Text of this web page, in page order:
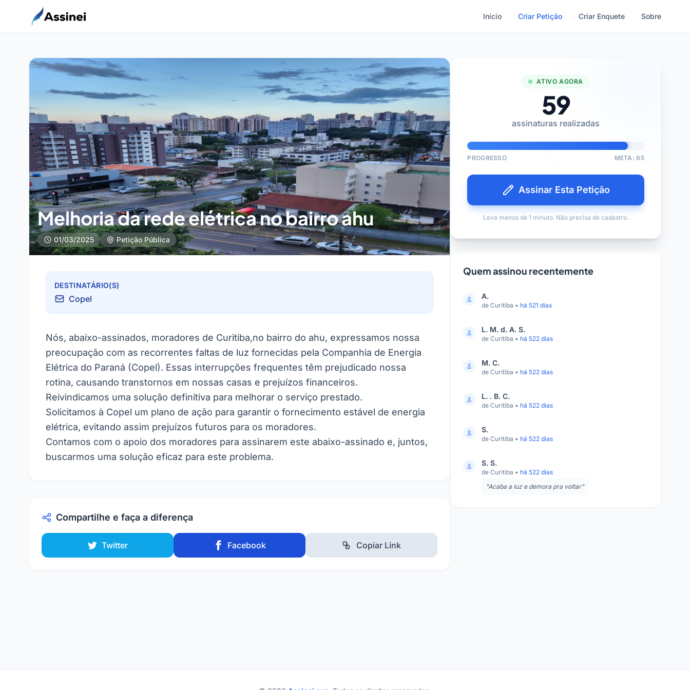
Início Criar Petição Criar Enquete Sobre
Melhoria da rede elétrica no bairro ahu
01/03/2025 Petição Pública
DESTINATÁRIO(S)
Copel
Nós, abaixo-assinados, moradores de Curitiba,no bairro do ahu, expressamos nossa
preocupação com as recorrentes faltas de luz fornecidas pela Companhia de Energia
Elétrica do Paraná (Copel). Essas interrupções frequentes têm prejudicado nossa
rotina, causando transtornos em nossas casas e prejuízos financeiros.
Reivindicamos uma solução definitiva para melhorar o serviço prestado.
Solicitamos à Copel um plano de ação para garantir o fornecimento estável de energia
elétrica, evitando assim prejuízos futuros para os moradores.
Contamos com o apoio dos moradores para assinarem este abaixo-assinado e, juntos,
buscarmos uma solução eficaz para este problema.
Compartilhe e faça a diferença
Twitter Facebook Copiar Link
ATIVO AGORA
59
assinaturas realizadas
PROGRESSO META: 65
Assinar Esta Petição
Leva menos de 1 minuto. Não precisa de cadastro.
Quem assinou recentemente
A.
de Curitiba • há 521 dias
L. M. d. A. S.
de Curitiba • há 522 dias
M. C.
de Curitiba • há 522 dias
L. . B. C.
de Curitiba • há 522 dias
S.
de Curitiba • há 522 dias
S. S.
de Curitiba • há 522 dias
"Acaba a luz e demora pra voltar"